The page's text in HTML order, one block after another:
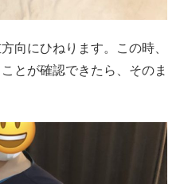
向にひねります。この時、
とが確認できたら、そのま